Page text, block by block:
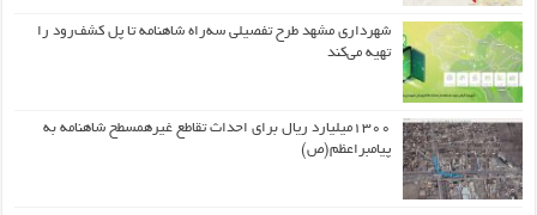
شهرداری مشهد طرح تفصیلی سه‌راه شاهنامه تا پل کشف‌رود را
تهیه می‌کند
۱۳۰۰میلیارد ریال برای احداث تقاطع غیرهمسطح شاهنامه به
پیامبراعظم(ص)